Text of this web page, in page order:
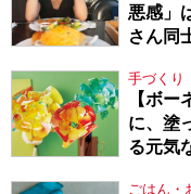
悪感」
さん同
手づくり
【ボ
に、塗
る元気
ごはん・